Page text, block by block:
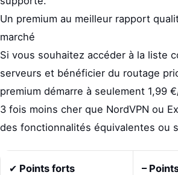
Un premium au meilleur rapport
marché
Si vous souhaitez accéder à la liste
serveurs et bénéficier du routage
premium démarre à seulement 1,99
3 fois moins cher que NordVPN ou
des fonctionnalités équivalentes ou
✔ Points forts
–